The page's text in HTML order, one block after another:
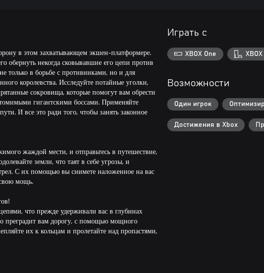
в этом захватывающем экшен-платформере.
обернуть некогда сковывавшие его цепи против
только в борьбе с противниками, но и для
королевства. Исследуйте потайные уголки,
сокровища, которые помогут вам обрести
гигантскими боссами. Применяйте
И все это ради того, чтобы занять законное
жаждой мести, и отправьтесь в путешествие,
земли, что таят в себе угрозы, и
С их помощью вы снимете наложенное на вас
мощь.
что прежде удерживали вас в глубинах
преградит вам дорогу, с помощью мощного
их к кольцам и пролетайте над пропастями,
Играть с
XBOX One
Возможности
Один игрок
Достижения в Xbox